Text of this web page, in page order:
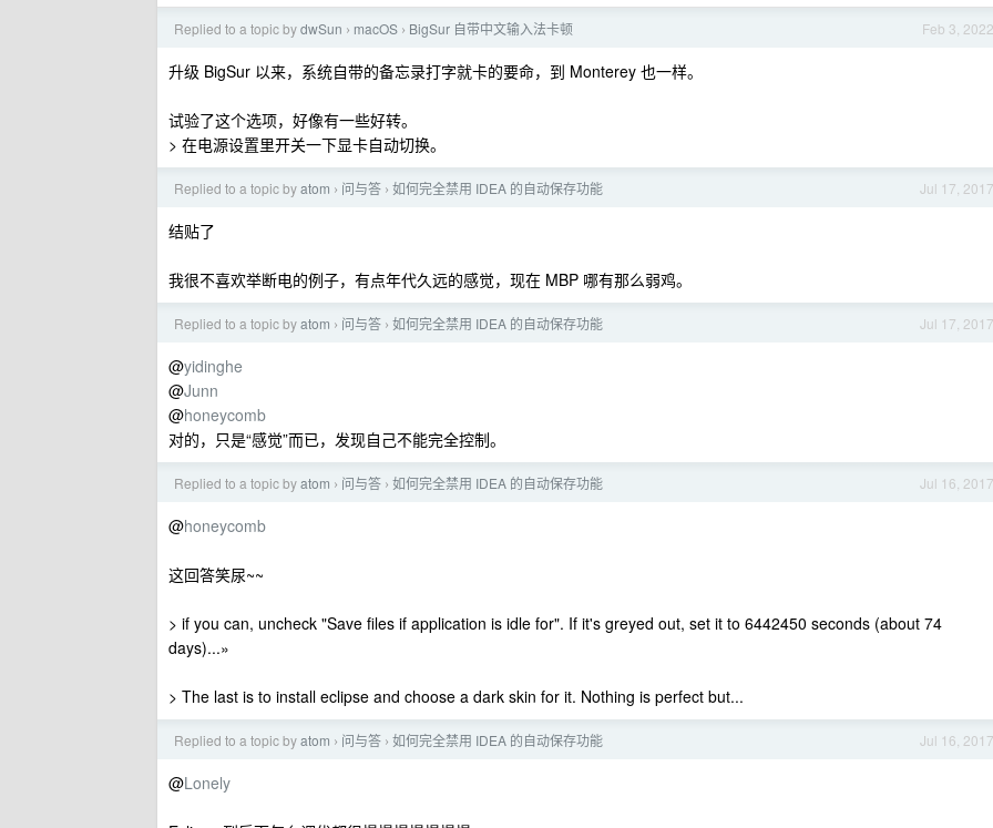
Feb 3, 2022
Replied to a topic bydwSun › macOS › BigSur 自带中文输入法卡顿
升级 BigSur 以来，系统自带的备忘录打字就卡的要命，到 Monterey 也一样。
试验了这个选项，好像有一些好转。
> 在电源设置里开关一下显卡自动切换。
Jul 17, 2017
Replied to a topic byatom › 问与答 › 如何完全禁用 IDEA 的自动保存功能
结贴了
我很不喜欢举断电的例子，有点年代久远的感觉，现在 MBP 哪有那么弱鸡。
Jul 17, 2017
Replied to a topic byatom › 问与答 › 如何完全禁用 IDEA 的自动保存功能
@yidinghe
@Junn
@honeycomb
对的，只是“感觉”而已，发现自己不能完全控制。
Jul 16, 2017
Replied to a topic byatom › 问与答 › 如何完全禁用 IDEA 的自动保存功能
@honeycomb
这回答笑尿~~
> if you can, uncheck "Save files if application is idle for". If it's greyed out, set it to 6442450 seconds (about 74
days)...»
> The last is to install eclipse and choose a dark skin for it. Nothing is perfect but...
Jul 16, 2017
Replied to a topic byatom › 问与答 › 如何完全禁用 IDEA 的自动保存功能
@Lonely